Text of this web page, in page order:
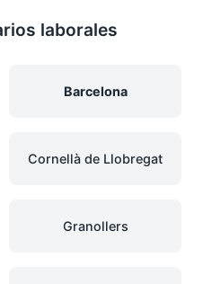
laborales
Barcelona
Cornellà de Llobregat
Granollers